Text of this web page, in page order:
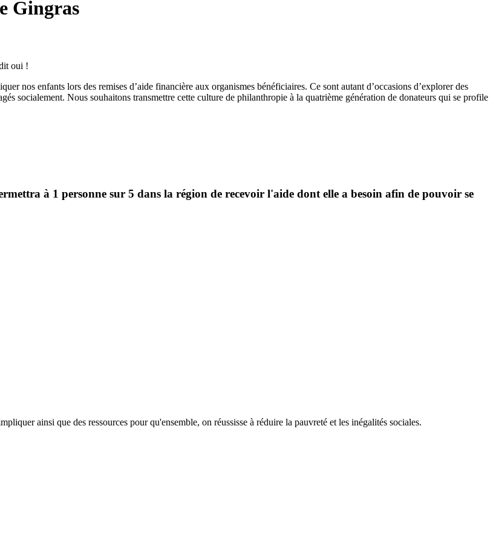
Gingras
oui !
nos enfants lors des remises d’aide financière aux organismes bénéficiaires. Ce sont autant d’occasions d’explorer des
socialement. Nous souhaitons transmettre cette culture de philanthropie à la quatrième génération de donateurs qui se profile
à 1 personne sur 5 dans la région de recevoir l'aide dont elle a besoin afin de pouvoir se
ainsi que des ressources pour qu'ensemble, on réussisse à réduire la pauvreté et les inégalités sociales.